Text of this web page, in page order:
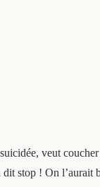
veut
stop ! On